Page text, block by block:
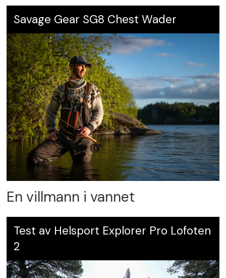
Savage Gear SG8 Chest Wader
En villmann i vannet
Test av Helsport Explorer Pro Lofoten
2